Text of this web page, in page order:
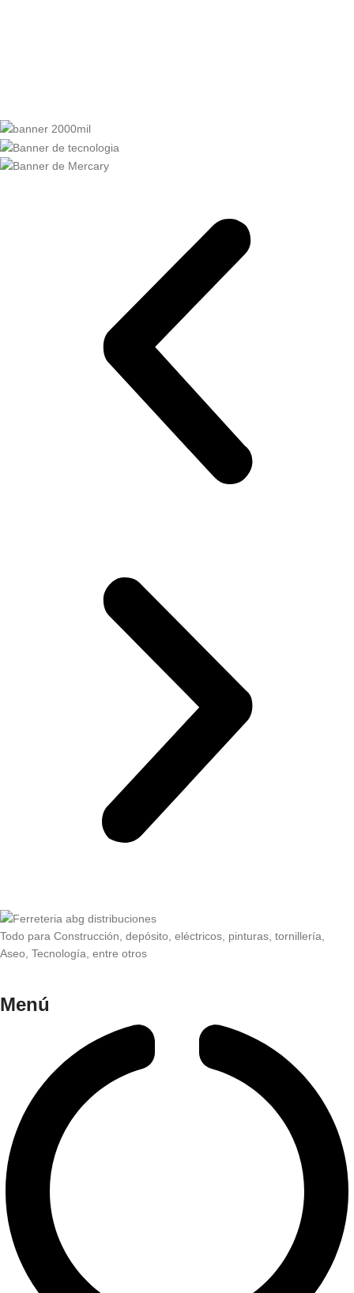
Todo para Construcción, depósito, eléctricos, pinturas, tornillería,
Aseo, Tecnología, entre otros
Menú